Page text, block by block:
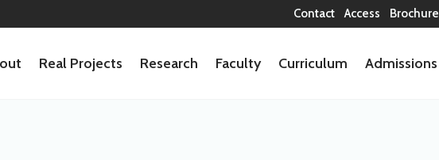
Contact Access Brochure
Real Projects Research Faculty Curriculum Admissions